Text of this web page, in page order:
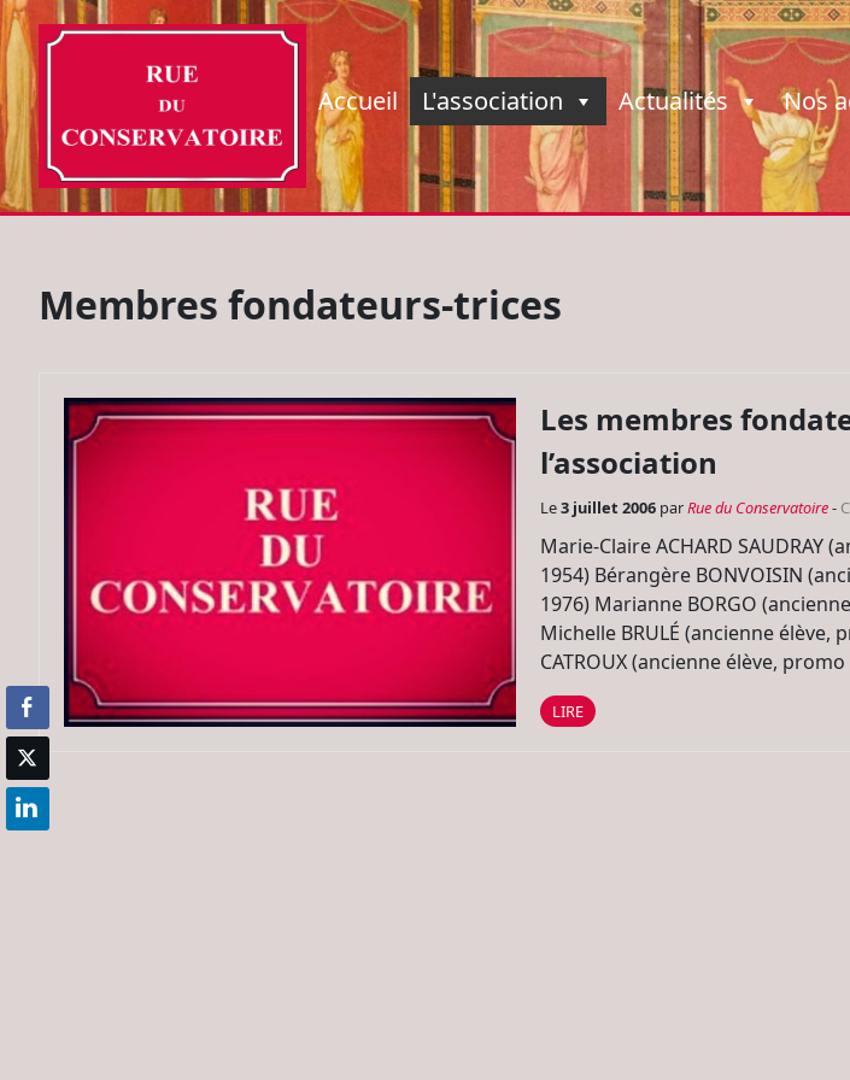
Accueil L'association Actualités Nos
Membres fondateurs-trices
Les membres
l’association
Le3 juillet 2006 parRue du Conservatoire-
Marie-Claire ACHARD SAUDRAY
1954) Bérangère BONVOISIN
1976) Marianne BORGO
Michelle BRULÉ (ancienne élève,
CATROUX (ancienne élève,
LIRE